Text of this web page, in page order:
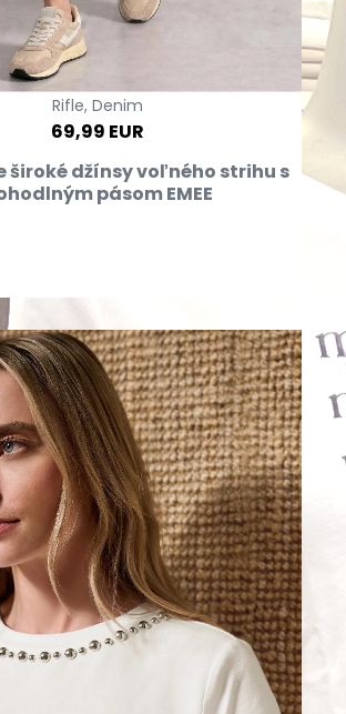
Rifle, Denim
69,99 EUR
široké džínsy voľného strihu s
pásom EMEE